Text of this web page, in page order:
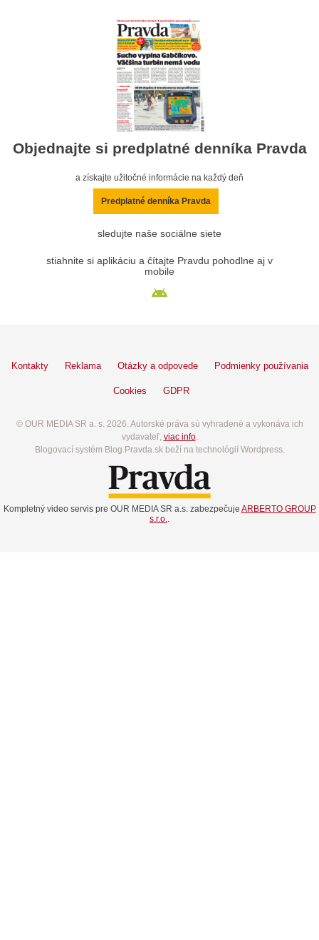
Objednajte si predplatné denníka Pravda
a získajte užitočné informácie na každý deň
Predplatné denníka Pravda
sledujte naše sociálne siete
stiahnite si aplikáciu a čítajte Pravdu pohodlne aj v
mobile
Kontakty Reklama Otázky a odpovede Podmienky používania
Cookies GDPR
© OUR MEDIA SR a. s. 2026. Autorské práva sú vyhradené a vykonáva ich
vydavateľ, viac info.
Blogovací systém Blog.Pravda.sk beží na technológií Wordpress.
Kompletný video servis pre OUR MEDIA SR a.s. zabezpečuje ARBERTO GROUP
s.r.o..